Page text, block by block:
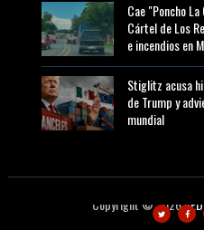
Cae "Poncho
Cártel de Los
e incendios en
Stiglitz acusa
de Trump y
mundial
Copyright ©2026